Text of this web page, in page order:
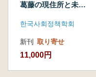
葛藤の現住所と未来
한국사회정책학회
新刊 取り寄せ
11,000円